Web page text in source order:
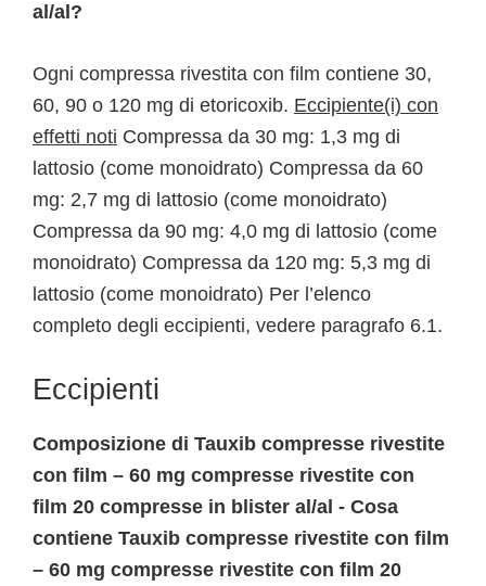
al/al?
Ogni compressa rivestita con film contiene 30,
60, 90 o 120 mg di etoricoxib. Eccipiente(i) con
effetti noti Compressa da 30 mg: 1,3 mg di
lattosio (come monoidrato) Compressa da 60
mg: 2,7 mg di lattosio (come monoidrato)
Compressa da 90 mg: 4,0 mg di lattosio (come
monoidrato) Compressa da 120 mg: 5,3 mg di
lattosio (come monoidrato) Per l’elenco
completo degli eccipienti, vedere paragrafo 6.1.
Eccipienti
Composizione di Tauxib compresse rivestite
con film – 60 mg compresse rivestite con
film 20 compresse in blister al/al - Cosa
contiene Tauxib compresse rivestite con film
– 60 mg compresse rivestite con film 20